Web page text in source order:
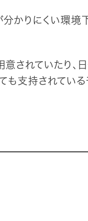
分かりにくい環境
意されていたり、
も支持されている